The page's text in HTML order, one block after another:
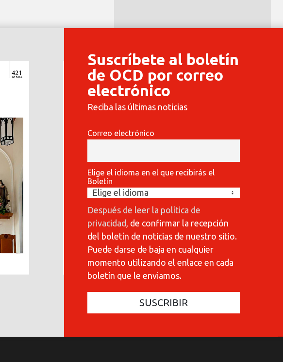
COMMUNICATIONES 420
COMMUNICATIONES 420
Suscríbete al boletín
de OCD por correo
electrónico
Reciba las últimas noticias
Correo electrónico
Elige el idioma en el que recibirás el
Boletín
Después de leer la política de
privacidad, de confirmar la recepción
del boletín de noticias de nuestro sitio.
Puede darse de baja en cualquier
momento utilizando el enlace en cada
boletín que le enviamos.